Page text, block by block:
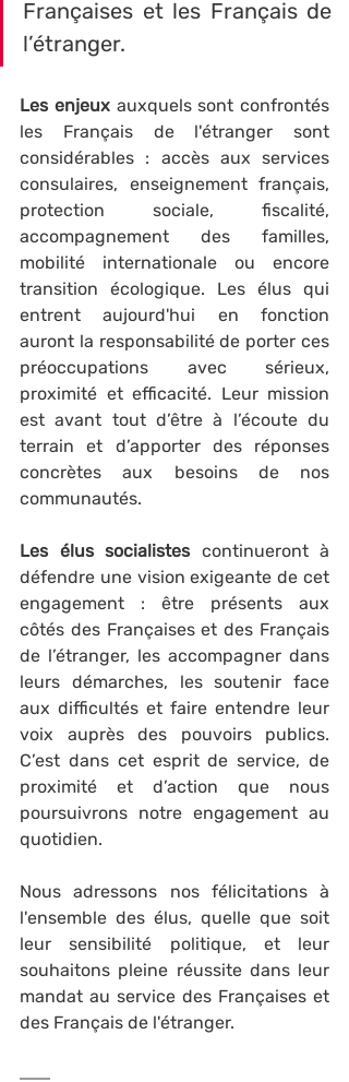
Françaises et les Français de
l’étranger.
Les enjeux auxquels sont confrontés
les Français de l'étranger sont
considérables : accès aux services
consulaires, enseignement français,
protection sociale, fiscalité,
accompagnement des familles,
mobilité internationale ou encore
transition écologique. Les élus qui
entrent aujourd'hui en fonction
auront la responsabilité de porter ces
préoccupations avec sérieux,
proximité et efficacité. Leur mission
est avant tout d’être à l’écoute du
terrain et d’apporter des réponses
concrètes aux besoins de nos
communautés.
Les élus socialistes continueront à
défendre une vision exigeante de cet
engagement : être présents aux
côtés des Françaises et des Français
de l’étranger, les accompagner dans
leurs démarches, les soutenir face
aux difficultés et faire entendre leur
voix auprès des pouvoirs publics.
C’est dans cet esprit de service, de
proximité et d’action que nous
poursuivrons notre engagement au
quotidien.
Nous adressons nos félicitations à
l'ensemble des élus, quelle que soit
leur sensibilité politique, et leur
souhaitons pleine réussite dans leur
mandat au service des Françaises et
des Français de l'étranger.